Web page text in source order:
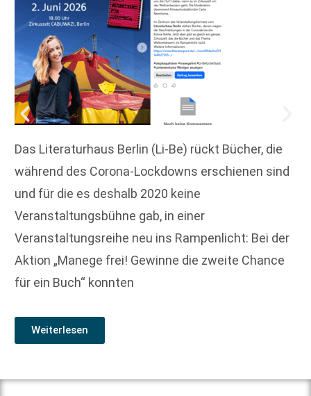
Das Literaturhaus Berlin (Li-Be) rückt Bücher, die
während des Corona-Lockdowns erschienen sind
und für die es deshalb 2020 keine
Veranstaltungsbühne gab, in einer
Veranstaltungsreihe neu ins Rampenlicht: Bei der
Aktion „Manege frei! Gewinne die zweite Chance
für ein Buch“ konnten
Weiterlesen